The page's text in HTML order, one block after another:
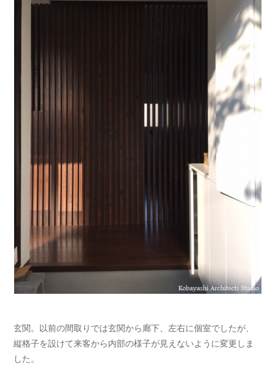
玄関。以前の間取りでは玄関から廊下、左右に個室でしたが、
縦格子を設けて来客から内部の様子が見えないように変更しま
した。